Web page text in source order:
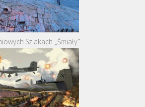
Szlakach „Śmiały”